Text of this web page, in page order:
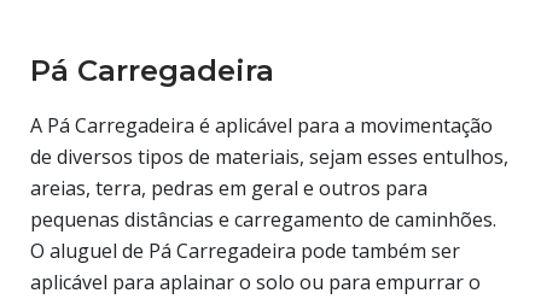
Pá Carregadeira
A Pá Carregadeira é aplicável para a movimentação
de diversos tipos de materiais, sejam esses entulhos,
areias, terra, pedras em geral e outros para
pequenas distâncias e carregamento de caminhões.
O aluguel de Pá Carregadeira pode também ser
aplicável para aplainar o solo ou para empurrar o